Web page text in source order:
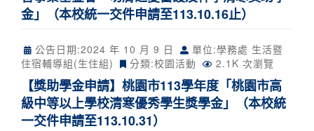
金」（本校統一交件申請至113.10.16止）
公告日期:2024 年 10 月 9 日
單位:學務處 生活暨
住宿輔導組(生住組)
分類:校園活動 2.1K 次瀏覽
【獎助學金申請】桃園市113學年度「桃園市高
級中等以上學校清寒優秀學生獎學金」（本校統
一交件申請至113.10.31）